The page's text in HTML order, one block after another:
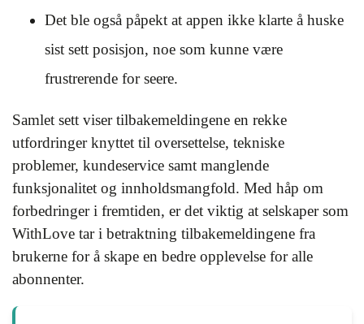
Det ble også påpekt at appen ikke klarte å huske
sist sett posisjon, noe som kunne være
frustrerende for seere.
Samlet sett viser tilbakemeldingene en rekke
utfordringer knyttet til oversettelse, tekniske
problemer, kundeservice samt manglende
funksjonalitet og innholdsmangfold. Med håp om
forbedringer i fremtiden, er det viktig at selskaper som
WithLove tar i betraktning tilbakemeldingene fra
brukerne for å skape en bedre opplevelse for alle
abonnenter.